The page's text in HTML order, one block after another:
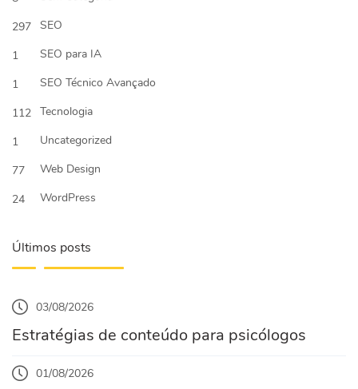
297 SEO
1
SEO para IA
1
SEO Técnico Avançado
112 Tecnologia
1
Uncategorized
77
Web Design
24
WordPress
Últimos posts
03/08/2026
Estratégias de conteúdo para psicólogos
01/08/2026